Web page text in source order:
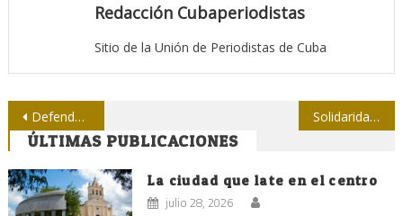
Redacción Cubaperiodistas
Sitio de la Unión de Periodistas de Cuba
Navegación
de
entradas
Defender el derecho a la información del pueblo Solidaridad de la Upec con Carlos Aznárez
ÚLTIMAS PUBLICACIONES
La ciudad que late en el centro
julio 28, 2026